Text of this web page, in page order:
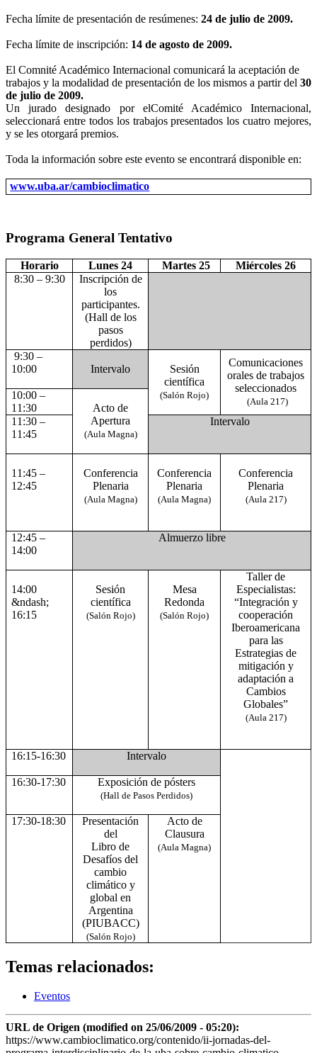
Fecha límite de presentación de resúmenes: 24 de julio de 2009.
Fecha límite de inscripción: 14 de agosto de 2009.
El Comnité Académico Internacional comunicará la aceptación de
trabajos y la modalidad de presentación de los mismos a partir del 30
de julio de 2009.
Un jurado designado por elComité Académico Internacional,
seleccionará entre todos los trabajos presentados los cuatro mejores,
y se les otorgará premios.
Toda la información sobre este evento se encontrará disponible en:
www.uba.ar/cambioclimatico
Programa General Tentativo
Horario Lunes 24 Martes 25
Miércoles 26
8:30 – 9:30
Inscripción de
los
participantes.
(Hall de los
pasos
perdidos)
9:30 –
10:00
Intervalo
Sesión
científica
(Salón Rojo)
Comunicaciones
orales de trabajos
seleccionados
(Aula 217)
10:00 –
11:30
Acto de
Apertura
(Aula Magna)
11:30 –
11:45
Intervalo
11:45 –
12:45
Conferencia
Plenaria
(Aula Magna)
Conferencia
Plenaria
(Aula Magna)
Conferencia
Plenaria
(Aula 217)
12:45 –
14:00
Almuerzo libre
14:00
&ndash;
16:15
Sesión
científica
(Salón Rojo)
Mesa
Redonda
(Salón Rojo)
Taller de
Especialistas:
“Integración y
cooperación
Iberoamericana
para las
Estrategias de
mitigación y
adaptación a
Cambios
Globales”
(Aula 217)
16:15-16:30 Intervalo
16:30-17:30 Exposición de pósters
(Hall de Pasos Perdidos)
17:30-18:30
Presentación
del
Libro de
Desafíos del
cambio
climático y
global en
Argentina
(PIUBACC)
(Salón Rojo)
Acto de
Clausura
(Aula Magna)
Temas relacionados:
Eventos
URL de Origen (modified on 25/06/2009 - 05:20):
https://www.cambioclimatico.org/contenido/ii-jornadas-del-